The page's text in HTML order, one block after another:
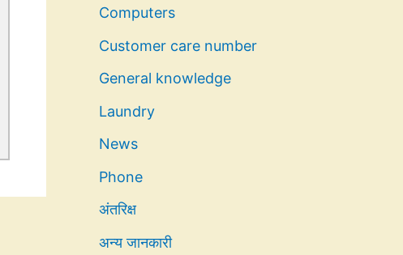
Computers
Customer care number
General knowledge
Laundry
News
Phone
अंतरिक्ष
अन्य जानकारी